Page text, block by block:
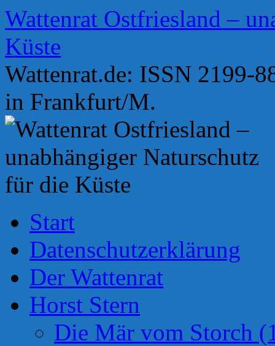
Zum
Inhalt
springen
Wattenrat Ostfriesland –
Küste
Wattenrat.de: ISSN 2199-
in Frankfurt/M.
Start
Datenschutzerklärung
Der Wattenrat
Horst Stern
Die Mär vom Storch